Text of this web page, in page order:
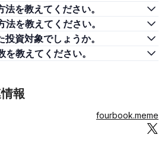
法を教えてください。
法を教えてください。
投資対象でしょうか。
を教えてください。
報
fourbook.meme